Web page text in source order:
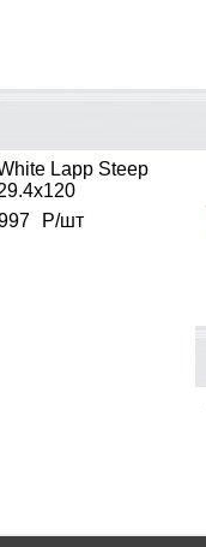
Lapp Steep
Р/шт